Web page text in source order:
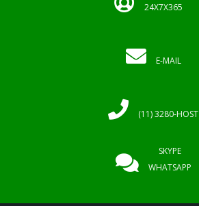
24X7X365
E-MAIL
(11) 3280-HOST
SKYPE
WHATSAPP